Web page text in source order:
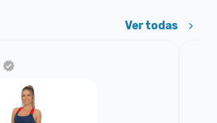
Ver todas